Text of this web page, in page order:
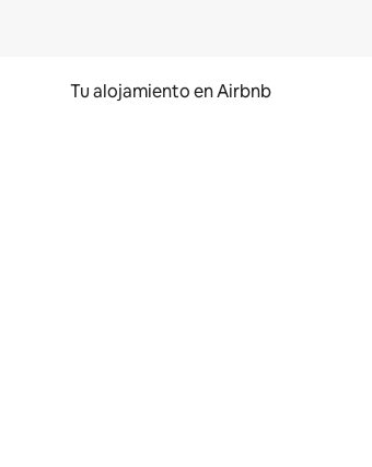
Tu alojamiento en Airbnb